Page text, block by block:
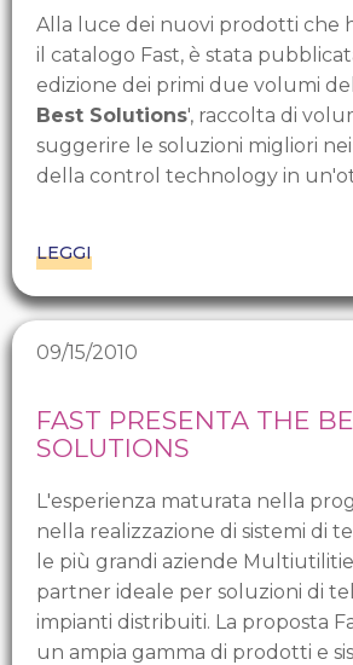
Alla luce dei nuovi prodotti che
il catalogo Fast, è stata
edizione dei primi due volumi
Best Solutions', raccolta di
suggerire le soluzioni migliori
della control technology in
LEGGI
09/15/2010
FAST PRESENTA THE
SOLUTIONS
L'esperienza maturata nella
nella realizzazione di sistemi di
le più grandi aziende
partner ideale per soluzioni di
impianti distribuiti. La proposta
un ampia gamma di prodotti e